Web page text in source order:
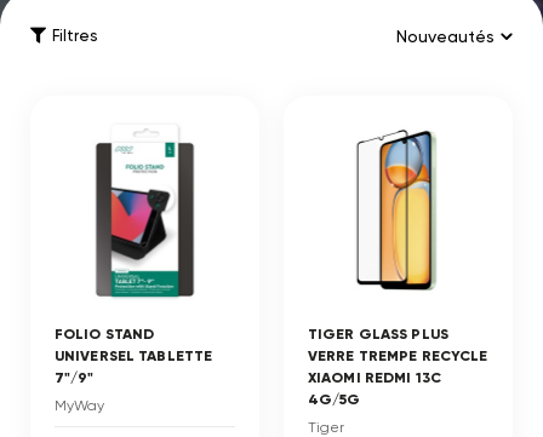
Filtres
FOLIO STAND
UNIVERSEL TABLETTE
7"/9"
MyWay
TIGER GLASS PLUS
VERRE TREMPE RECYCLE
XIAOMI REDMI 13C
4G/5G
Tiger